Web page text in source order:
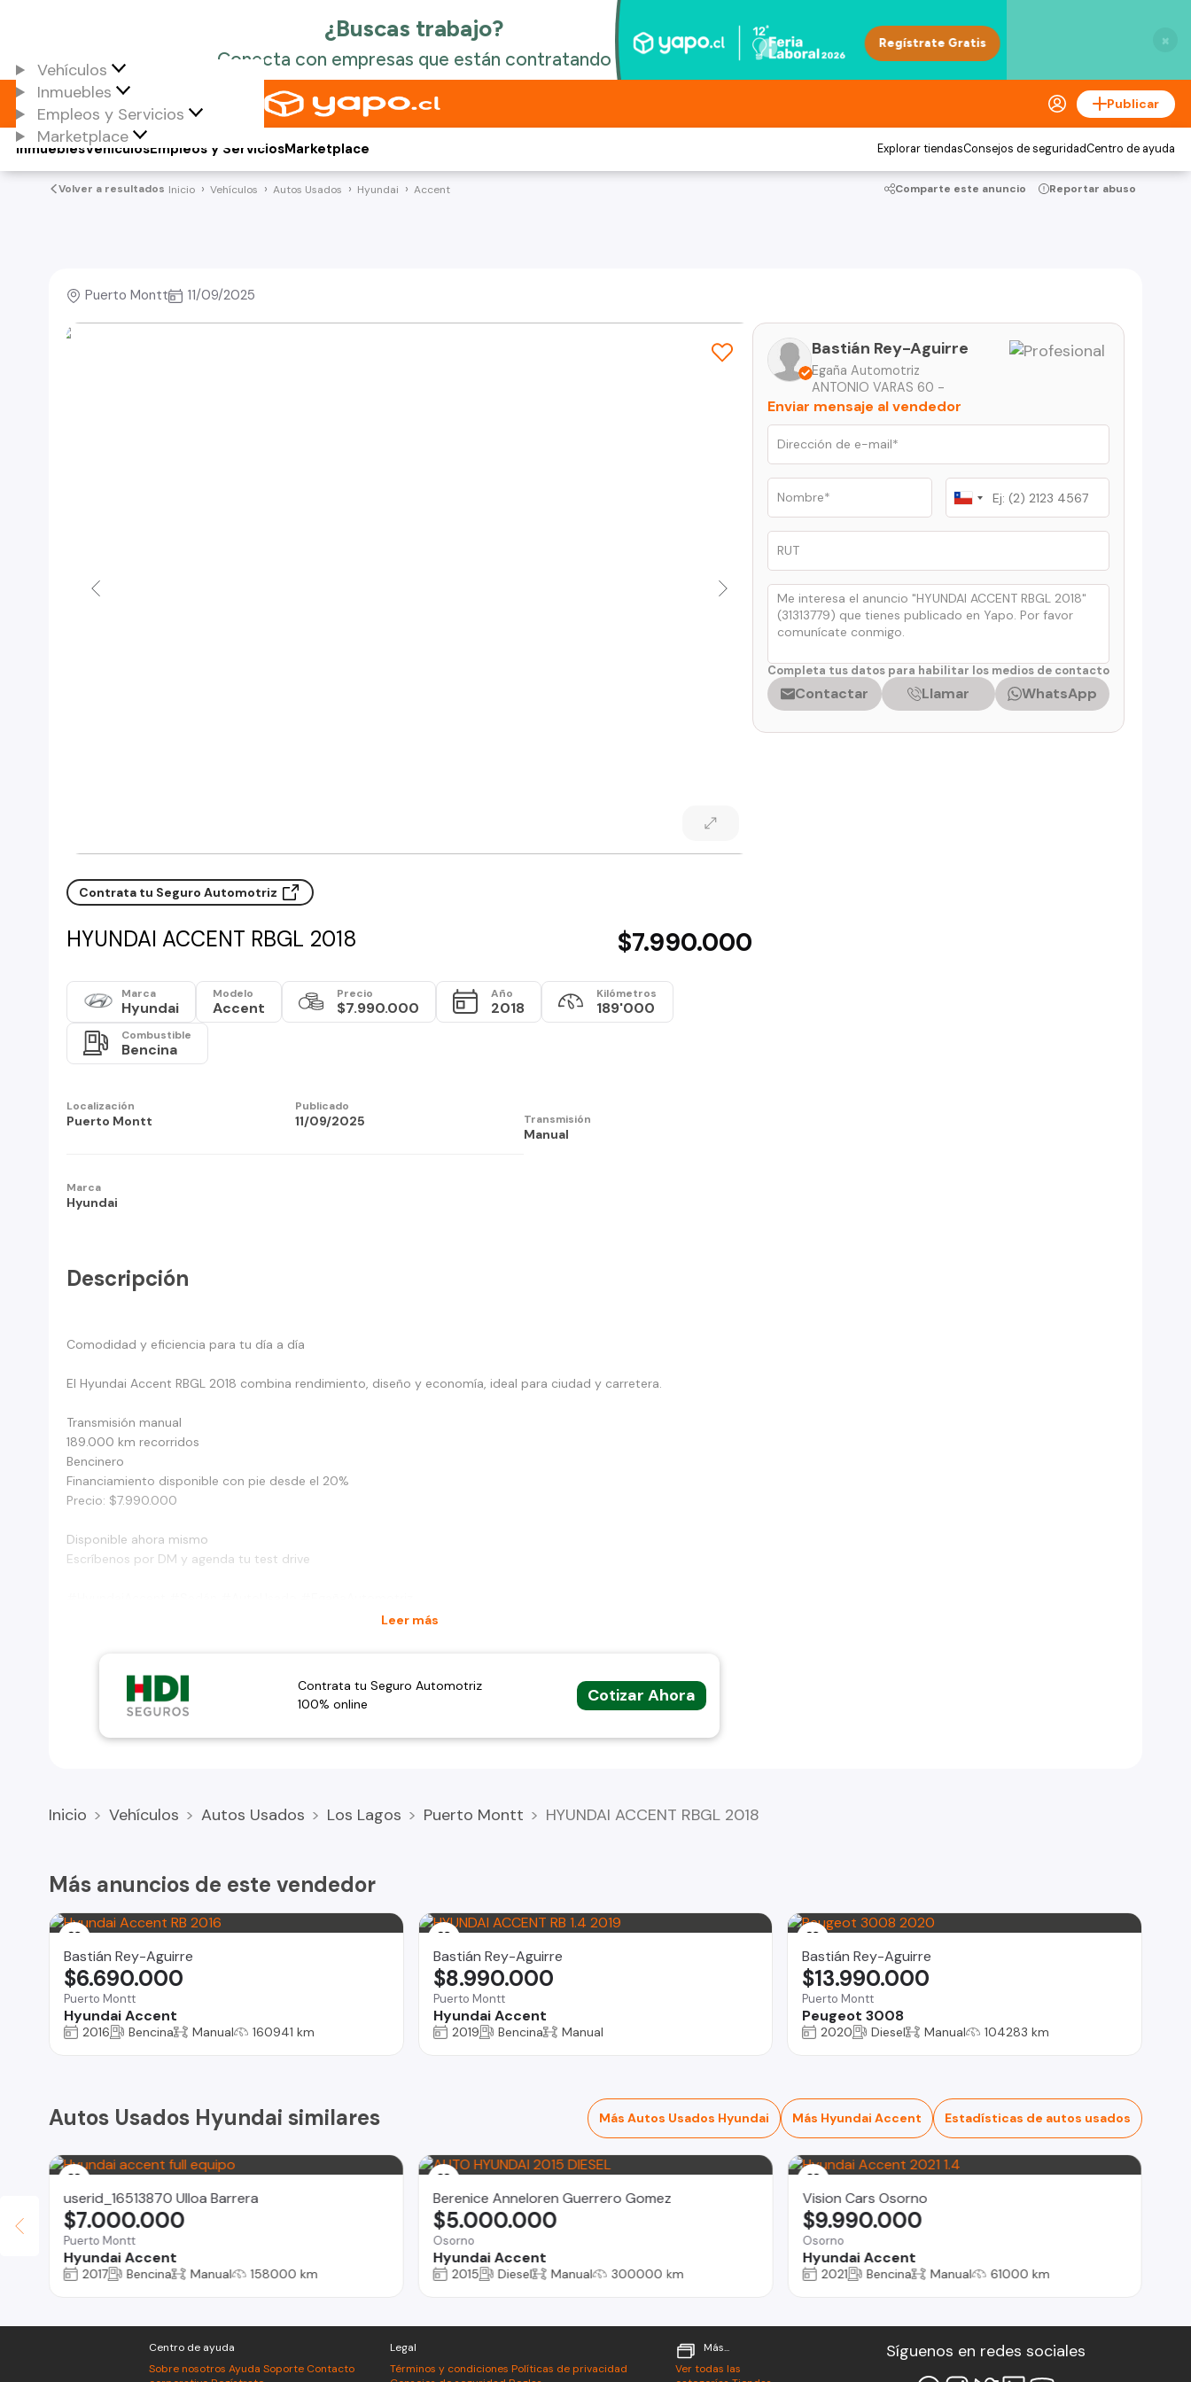
×
Vehículos
Inmuebles
Empleos y Servicios
Marketplace
Publicar
Vehículos
Inmuebles Empleos y ServiciosMarketplace Explorar tiendasConsejos de seguridadCentro de ayuda
Volver a resultados Inicio Vehículos Autos Usados Hyundai Accent Comparte este anuncio Reportar abuso
Puerto Montt 11/09/2025
Contrata tu Seguro Automotriz
HYUNDAI ACCENT RBGL 2018 $7.990.000
Marca
Hyundai
Modelo
Accent
Precio
$7.990.000
Año
2018
Kilómetros
189'000
Combustible
Bencina
Localización
Puerto Montt
Publicado
11/09/2025 Transmisión
Manual
Marca
Hyundai
Descripción
Comodidad y eficiencia para tu día a día
El Hyundai Accent RBGL 2018 combina rendimiento, diseño y economía, ideal para ciudad y carretera.
Transmisión manual
189.000 km recorridos
Bencinero
Financiamiento disponible con pie desde el 20%
Precio: $7.990.000
Disponible ahora mismo
Escríbenos por DM y agenda tu test drive
Leer más
Contrata tu Seguro Automotriz
100% online
Cotizar Ahora
Bastián Rey-Aguirre
Egaña Automotriz
ANTONIO VARAS 60 -
Enviar mensaje al vendedor
Chile
+56
Completa tus datos para habilitar los medios de contacto
Contactar Llamar WhatsApp
Inicio Vehículos Autos Usados Los Lagos Puerto Montt HYUNDAI ACCENT RBGL 2018
Más anuncios de este vendedor
Bastián Rey-Aguirre
Puerto Montt
Hyundai Accent
$6.690.000
2016 Bencina Manual 160941 km
Bastián Rey-Aguirre
Puerto Montt
Hyundai Accent
$8.990.000
2019 Bencina Manual
Bastián Rey-Aguirre
Puerto Montt
Peugeot 3008
$13.990.000
2020 Diesel Manual 104283 km
Autos Usados Hyundai similares Más Autos Usados Hyundai Más Hyundai Accent Estadísticas de autos usados
userid_16513870 Ulloa Barrera
Puerto Montt
Hyundai Accent
$7.000.000
2017 Bencina Manual 158000 km
Berenice Anneloren Guerrero Gomez
Osorno
Hyundai Accent
$5.000.000
2015 Diesel Manual 300000 km
Vision Cars Osorno
Osorno
Hyundai Accent
$9.990.000
2021 Bencina Manual 61000 km
Centro de ayuda
Sobre nosotros Ayuda Soporte Contacto
Legal
Términos y condiciones Políticas de privacidad
Más...
Ver todas las
Síguenos en redes sociales